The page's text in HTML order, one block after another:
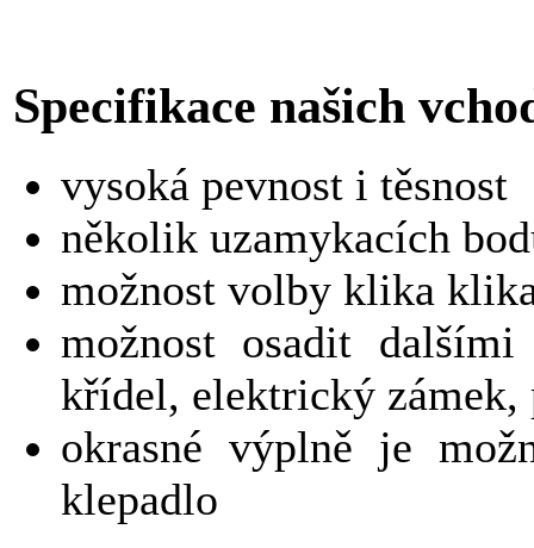
Specifikace našich
vysoká pevnost i těsnost
několik uzamykacích
možnost volby klika
možnost osadit dalšími
křídel, elektrický zámek,
okrasné výplně je
klepadlo